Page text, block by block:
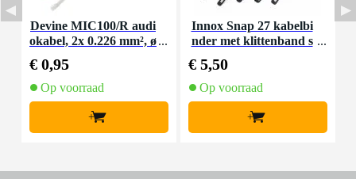
Devine MIC100/R audi
okabel, 2x 0.226 mm², ø
€ 0,95
Op voorraad
+
Innox Snap 27 kabelbi
nder met klittenband s
€ 5,50
Op voorraad
+